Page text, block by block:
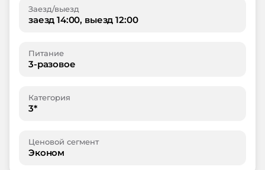
Заезд/выезд
заезд 14:00, выезд 12:00
Питание
3-разовое
Категория
3*
Ценовой сегмент
Эконом